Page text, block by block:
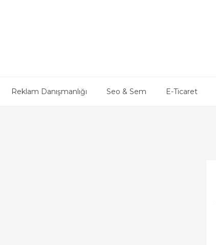
Reklam Danışmanlığı Seo & Sem E-Ticaret